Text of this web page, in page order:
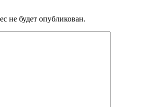
не будет опубликован.